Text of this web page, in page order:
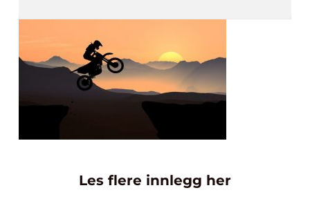
Les flere innlegg her